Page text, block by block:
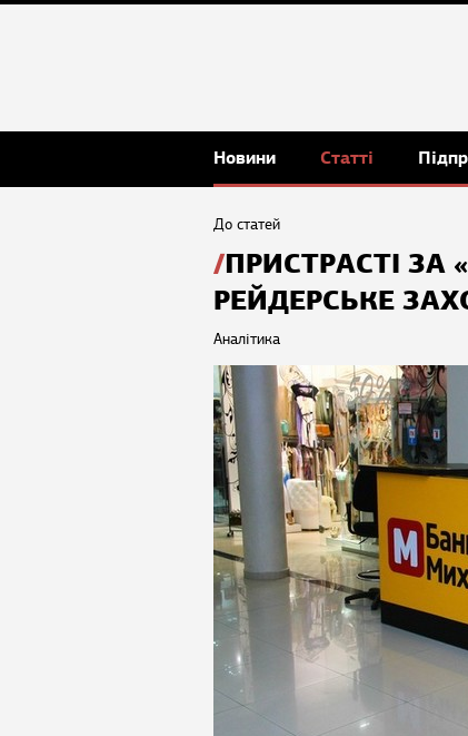
Новини Статті
До статей
ПРИСТРАСТІ ЗА
РЕЙДЕРСЬКЕ
Аналітика